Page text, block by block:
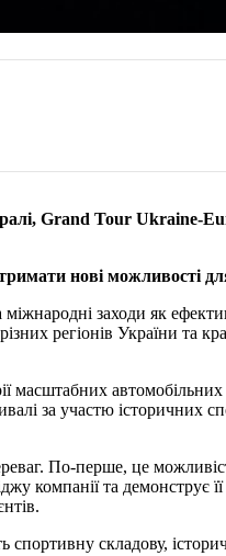
Grand Tour Ukraine-
нові можливості
міжнародні заходи як
регіонів України
масштабних автомобільних
за участю історичних
По-перше, це
та демонструє
складову,